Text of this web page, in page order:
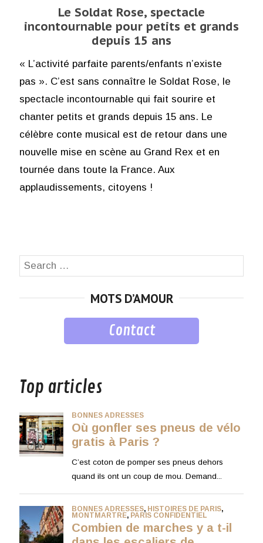
Le Soldat Rose, spectacle
incontournable pour petits et grands
depuis 15 ans
« L’activité parfaite parents/enfants n’existe
pas ». C’est sans connaître le Soldat Rose, le
spectacle incontournable qui fait sourire et
chanter petits et grands depuis 15 ans. Le
célèbre conte musical est de retour dans une
nouvelle mise en scène au Grand Rex et en
tournée dans toute la France. Aux
applaudissements, citoyens !
Search
MOTS D’AMOUR
Contact
Top articles